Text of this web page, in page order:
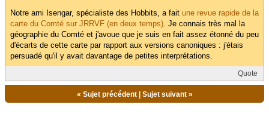
Notre ami Isengar, spécialiste des Hobbits, a fait une revue rapide de la
carte du Comté sur JRRVF (en deux temps). Je connais très mal la
géographie du Comté et j'avoue que je suis en fait assez étonné du peu
d'écarts de cette carte par rapport aux versions canoniques : j'étais
persuadé qu'il y avait davantage de petites interprétations.
Quote
« Sujet précédent| Sujet suivant»